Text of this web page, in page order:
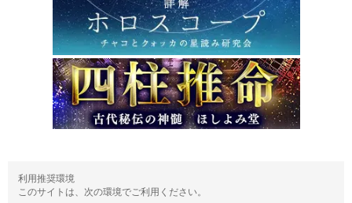
利用推奨環境
このサイトは、次の環境でご利用ください。